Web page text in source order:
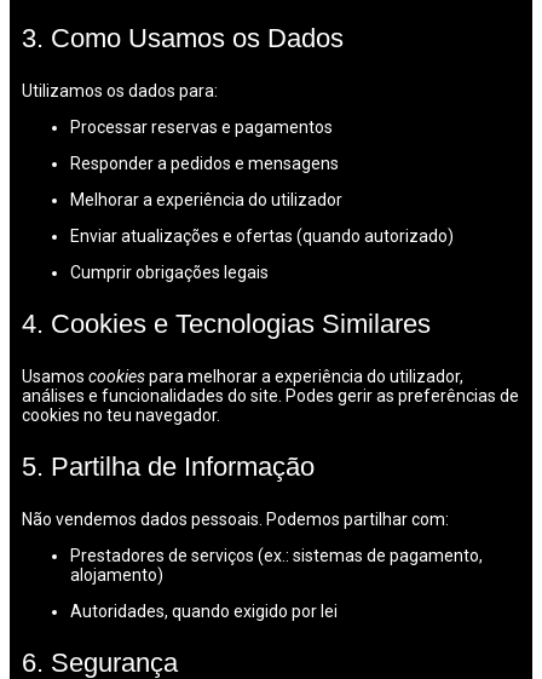
3. Como Usamos os Dados
Utilizamos os dados para:
Processar reservas e pagamentos
Responder a pedidos e mensagens
Melhorar a experiência do utilizador
Enviar atualizações e ofertas (quando autorizado)
Cumprir obrigações legais
4. Cookies e Tecnologias Similares
Usamos cookiespara melhorar a experiência do utilizador,
análises e funcionalidades do site. Podes gerir as preferências de
cookies no teu navegador.
5. Partilha de Informação
Não vendemos dados pessoais. Podemos partilhar com:
Prestadores de serviços (ex.: sistemas de pagamento,
alojamento)
Autoridades, quando exigido por lei
6. Segurança